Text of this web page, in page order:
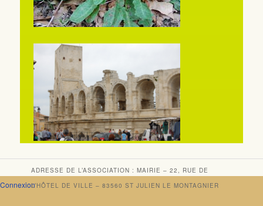
ADRESSE DE L’ASSOCIATION : MAIRIE – 22, RUE DE
L’HÔTEL DE VILLE – 83560 ST JULIEN LE MONTAGNIER
Connexion